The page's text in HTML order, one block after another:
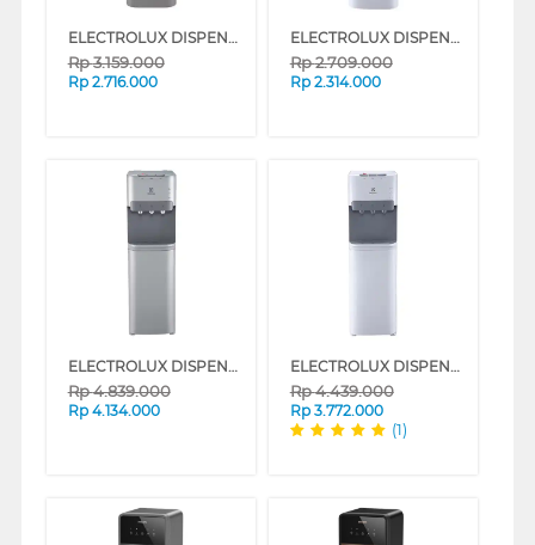
ELECTROLUX DISPENSER AIR BERDIRI GALON ATAS STANDING DISPENSER EDBMFACSF
Rp3.159.000
Rp 2.716.000
ELECTROLUX DISPENSER AIR BERDIRI GALON ATAS STANDING DISPENSER EDBMFACWF
Rp2.709.000
Rp 2.314.000
ELECTROLUX DISPENSER AIR BERDIRI GALON BAWAH STANDING DISPENSER EDBMFDXSF
Rp4.839.000
Rp 4.134.000
ELECTROLUX DISPENSER AIR BERDIRI GALON BAWAH STANDING DISPENSER EDBMFDXWF
Rp4.439.000
Rp 3.772.000
(1)